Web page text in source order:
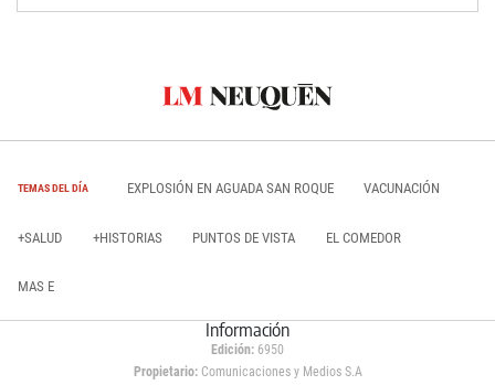
TEMAS DEL DÍA EXPLOSIÓN EN AGUADA SAN ROQUE VACUNACIÓN
+SALUD +HISTORIAS PUNTOS DE VISTA EL COMEDOR
MAS E
Información
Edición: 6950
Propietario:Comunicaciones y Medios S.A